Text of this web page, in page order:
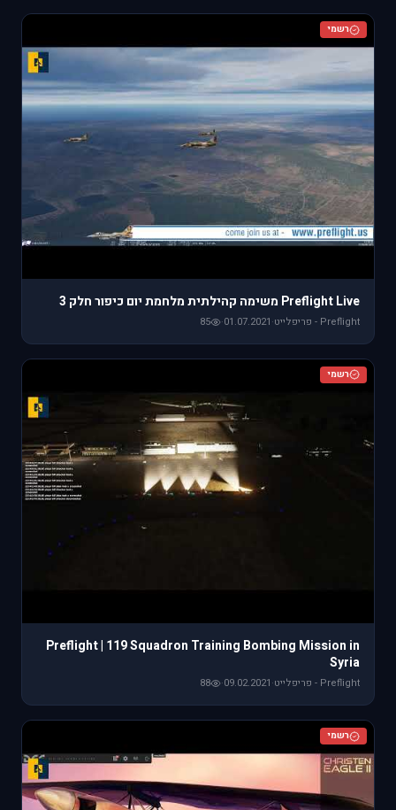
רשמי
Preflight Live משימה קהילתית מלחמת יום כיפור חלק 3
Preflight - פריפלייט ·
01.07.2021
·
85
רשמי
Preflight | 119 Squadron Training Bombing Mission in
Syria
Preflight - פריפלייט ·
09.02.2021
·
88
רשמי